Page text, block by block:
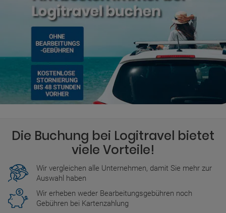
Die Buchung bei Logitravel bietet
viele Vorteile!
Wir vergleichen alle Unternehmen, damit Sie mehr zur
Auswahl haben
Wir erheben weder Bearbeitungsgebühren noch
Gebühren bei Kartenzahlung